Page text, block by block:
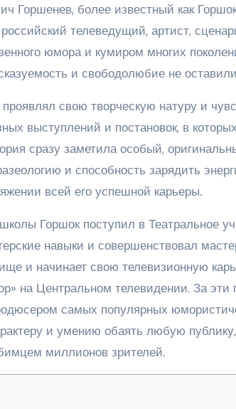
Горшенев, более известный как
телеведущий, артист,
юмора и кумиром многих
и свободолюбие не
проявлял свою творческую натуру и
выступлений и постановок, в
сразу заметила особый,
и способность зарядить
всей его успешной карьеры.
Горшок поступил в Театральное
навыки и совершенствовал
и начинает свою телевизионную
на Центральном телевидении. За
самых популярных
и умению обаять любую
миллионов зрителей.